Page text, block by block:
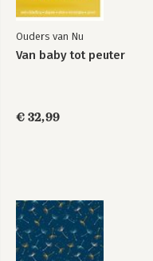
Ouders van Nu
Van baby tot peuter
€ 32,99